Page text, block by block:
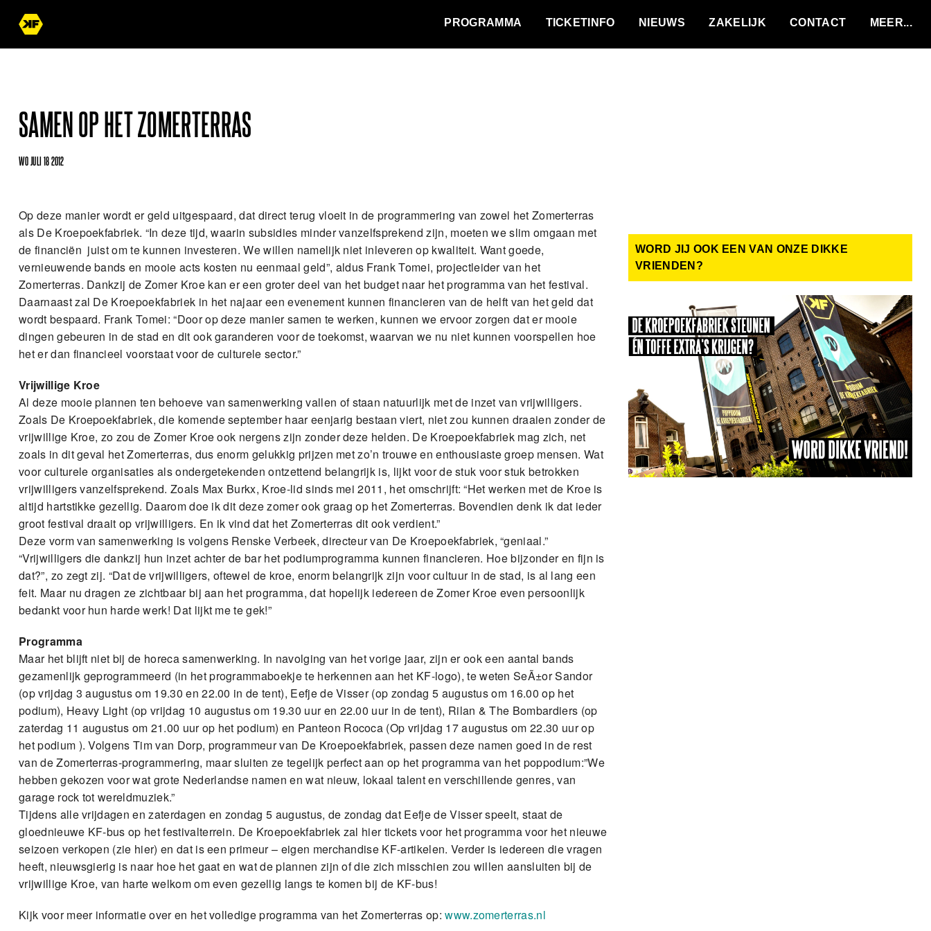
PROGRAMMA TICKETINFO NIEUWS ZAKELIJK CONTACT
SAMEN OP HET ZOMERTERRAS
WO JULI 18 2012
Op deze manier wordt er geld uitgespaard, dat direct terug vloeit in de programmering van zowel het Zomerterras
als De Kroepoekfabriek. “In deze tijd, waarin subsidies minder vanzelfsprekend zijn, moeten we slim omgaan met
de financiën juist om te kunnen investeren. We willen namelijk niet inleveren op kwaliteit. Want goede,
vernieuwende bands en mooie acts kosten nu eenmaal geld”, aldus Frank Tomei, projectleider van het
Zomerterras. Dankzij de Zomer Kroe kan er een groter deel van het budget naar het programma van het festival.
Daarnaast zal De Kroepoekfabriek in het najaar een evenement kunnen financieren van de helft van het geld dat
wordt bespaard. Frank Tomei: “Door op deze manier samen te werken, kunnen we ervoor zorgen dat er mooie
dingen gebeuren in de stad en dit ook garanderen voor de toekomst, waarvan we nu niet kunnen voorspellen hoe
het er dan financieel voorstaat voor de culturele sector.”
Vrijwillige Kroe
Al deze mooie plannen ten behoeve van samenwerking vallen of staan natuurlijk met de inzet van vrijwilligers.
Zoals De Kroepoekfabriek, die komende september haar eenjarig bestaan viert, niet zou kunnen draaien zonder de
vrijwillige Kroe, zo zou de Zomer Kroe ook nergens zijn zonder deze helden. De Kroepoekfabriek mag zich, net
zoals in dit geval het Zomerterras, dus enorm gelukkig prijzen met zo’n trouwe en enthousiaste groep mensen. Wat
voor culturele organisaties als ondergetekenden ontzettend belangrijk is, lijkt voor de stuk voor stuk betrokken
vrijwilligers vanzelfsprekend. Zoals Max Burkx, Kroe-lid sinds mei 2011, het omschrijft: “Het werken met de Kroe is
altijd hartstikke gezellig. Daarom doe ik dit deze zomer ook graag op het Zomerterras. Bovendien denk ik dat ieder
groot festival draait op vrijwilligers. En ik vind dat het Zomerterras dit ook verdient.”
Deze vorm van samenwerking is volgens Renske Verbeek, directeur van De Kroepoekfabriek, “geniaal.”
“Vrijwilligers die dankzij hun inzet achter de bar het podiumprogramma kunnen financieren. Hoe bijzonder en fijn is
dat?”, zo zegt zij. “Dat de vrijwilligers, oftewel de kroe, enorm belangrijk zijn voor cultuur in de stad, is al lang een
feit. Maar nu dragen ze zichtbaar bij aan het programma, dat hopelijk iedereen de Zomer Kroe even persoonlijk
bedankt voor hun harde werk! Dat lijkt me te gek!”
Programma
Maar het blijft niet bij de horeca samenwerking. In navolging van het vorige jaar, zijn er ook een aantal bands
gezamenlijk geprogrammeerd (in het programmaboekje te herkennen aan het KF-logo), te weten SeÃ±or Sandor
(op vrijdag 3 augustus om 19.30 en 22.00 in de tent), Eefje de Visser (op zondag 5 augustus om 16.00 op het
podium), Heavy Light (op vrijdag 10 augustus om 19.30 uur en 22.00 uur in de tent), Rilan & The Bombardiers (op
zaterdag 11 augustus om 21.00 uur op het podium) en Panteon Rococa (Op vrijdag 17 augustus om 22.30 uur op
het podium ). Volgens Tim van Dorp, programmeur van De Kroepoekfabriek, passen deze namen goed in de rest
van de Zomerterras-programmering, maar sluiten ze tegelijk perfect aan op het programma van het poppodium:”We
hebben gekozen voor wat grote Nederlandse namen en wat nieuw, lokaal talent en verschillende genres, van
garage rock tot wereldmuziek.”
Tijdens alle vrijdagen en zaterdagen en zondag 5 augustus, de zondag dat Eefje de Visser speelt, staat de
gloednieuwe KF-bus op het festivalterrein. De Kroepoekfabriek zal hier tickets voor het programma voor het nieuwe
seizoen verkopen (zie hier) en dat is een primeur – eigen merchandise KF-artikelen. Verder is iedereen die vragen
heeft, nieuwsgierig is naar hoe het gaat en wat de plannen zijn of die zich misschien zou willen aansluiten bij de
vrijwillige Kroe, van harte welkom om even gezellig langs te komen bij de KF-bus!
Kijk voor meer informatie over en het volledige programma van het Zomerterras op:www.zomerterras.nl
WORD JIJ OOK EEN VAN ONZE DIKKE
VRIENDEN?